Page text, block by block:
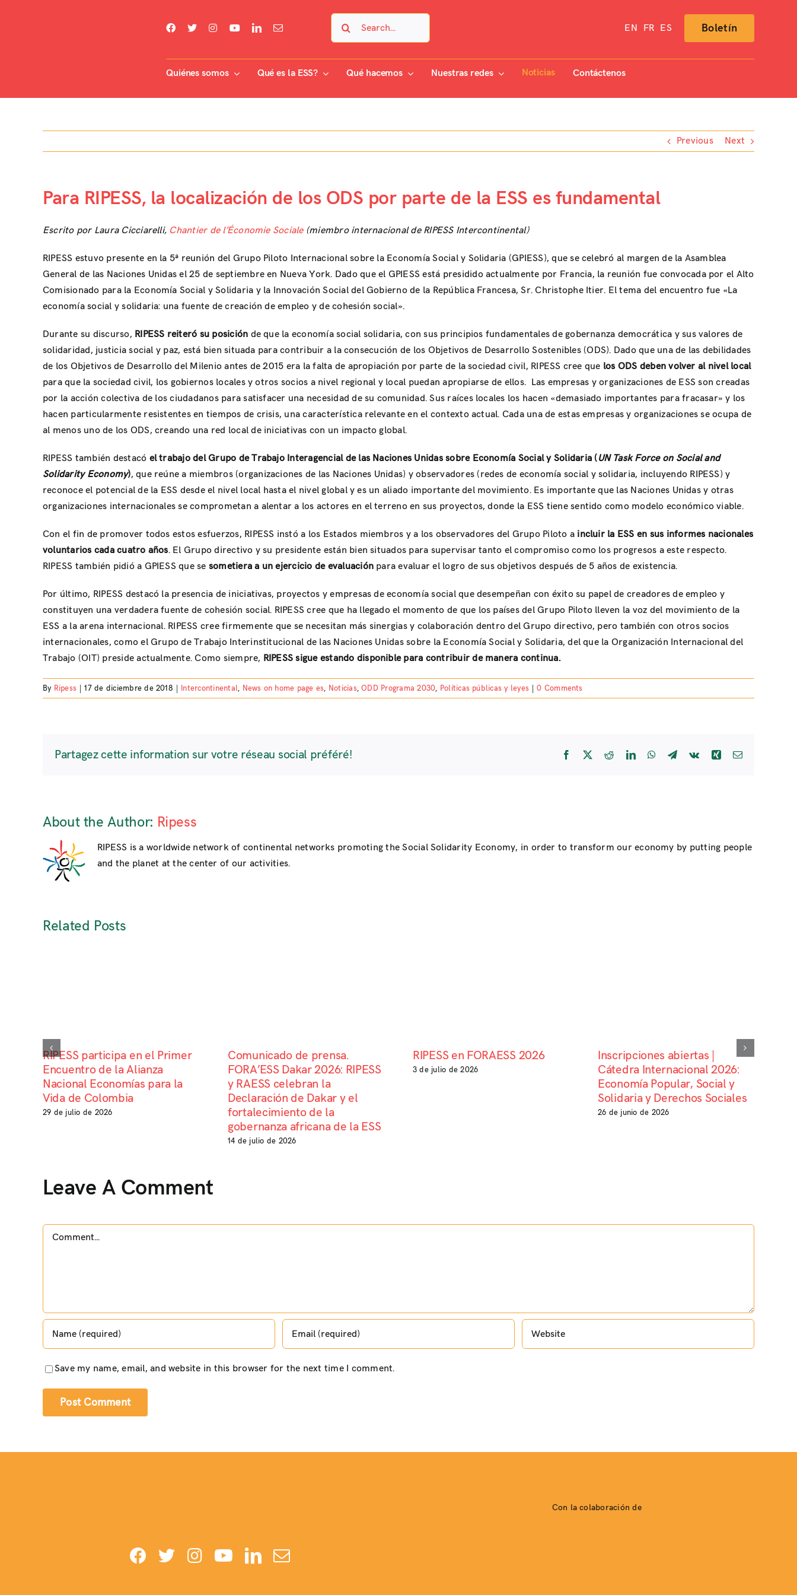
EN FR ES Boletín
Quiénes somos Qué es la ESS? Qué hacemos Nuestras redes Noticias Contáctenos
Previous Next
Para RIPESS, la localización de los ODS por parte de la ESS es fundamental
Escrito por Laura Cicciarelli, Chantier de l’Économie Sociale(miembro internacional de RIPESS Intercontinental)
RIPESS estuvo presente en la 5ª reunión del Grupo Piloto Internacional sobre la Economía Social y Solidaria (GPIESS), que se celebró al margen de la Asamblea
General de las Naciones Unidas el 25 de septiembre en Nueva York. Dado que el GPIESS está presidido actualmente por Francia, la reunión fue convocada por el Alto
Comisionado para la Economía Social y Solidaria y la Innovación Social del Gobierno de la República Francesa, Sr. Christophe Itier. El tema del encuentro fue «La
economía social y solidaria: una fuente de creación de empleo y de cohesión social».
Durante su discurso, RIPESS reiteró su posición de que la economía social solidaria, con sus principios fundamentales de gobernanza democrática y sus valores de
solidaridad, justicia social y paz, está bien situada para contribuir a la consecución de los Objetivos de Desarrollo Sostenibles (ODS). Dado que una de las debilidades
de los Objetivos de Desarrollo del Milenio antes de 2015 era la falta de apropiación por parte de la sociedad civil, RIPESS cree que los ODS deben volver al nivel local
para que la sociedad civil, los gobiernos locales y otros socios a nivel regional y local puedan apropiarse de ellos. Las empresas y organizaciones de ESS son creadas
por la acción colectiva de los ciudadanos para satisfacer una necesidad de su comunidad. Sus raíces locales los hacen «demasiado importantes para fracasar» y los
hacen particularmente resistentes en tiempos de crisis, una característica relevante en el contexto actual. Cada una de estas empresas y organizaciones se ocupa de
al menos uno de los ODS, creando una red local de iniciativas con un impacto global.
RIPESS también destacó el trabajo del Grupo de Trabajo Interagencial de las Naciones Unidas sobre Economía Social y Solidaria (UN Task Force on Social and
Solidarity Economy), que reúne a miembros (organizaciones de las Naciones Unidas) y observadores (redes de economía social y solidaria, incluyendo RIPESS) y
reconoce el potencial de la ESS desde el nivel local hasta el nivel global y es un aliado importante del movimiento. Es importante que las Naciones Unidas y otras
organizaciones internacionales se comprometan a alentar a los actores en el terreno en sus proyectos, donde la ESS tiene sentido como modelo económico viable.
Con el fin de promover todos estos esfuerzos, RIPESS instó a los Estados miembros y a los observadores del Grupo Piloto a incluir la ESS en sus informes nacionales
voluntarios cada cuatro años. El Grupo directivo y su presidente están bien situados para supervisar tanto el compromiso como los progresos a este respecto.
RIPESS también pidió a GPIESS que se sometiera a un ejercicio de evaluación para evaluar el logro de sus objetivos después de 5 años de existencia.
Por último, RIPESS destacó la presencia de iniciativas, proyectos y empresas de economía social que desempeñan con éxito su papel de creadores de empleo y
constituyen una verdadera fuente de cohesión social. RIPESS cree que ha llegado el momento de que los países del Grupo Piloto lleven la voz del movimiento de la
ESS a la arena internacional. RIPESS cree firmemente que se necesitan más sinergias y colaboración dentro del Grupo directivo, pero también con otros socios
internacionales, como el Grupo de Trabajo Interinstitucional de las Naciones Unidas sobre la Economía Social y Solidaria, del que la Organización Internacional del
Trabajo (OIT) preside actualmente. Como siempre, RIPESS sigue estando disponible para contribuir de manera continua.
By Ripess 17 de diciembre de 2018 Intercontinental, News on home page es, Noticias,ODD Programa 2030, Políticas públicas y leyes 0 Comments
Partagez cette information sur votre réseau social préféré! Facebook RedditLinkedInWhatsApp
Telegram
Vk Xing Email
About the Author: Ripess
RIPESS is a worldwide network of continental networks promoting the Social Solidarity Economy, in order to transform our economy by putting people
and the planet at the center of our activities.
Related Posts
RIPESS participa en el Primer
Encuentro de la Alianza
Nacional Economías para la
Vida de Colombia
29 de julio de 2026
Comunicado de prensa.
FORA’ESS Dakar 2026: RIPESS
y RAESS celebran la
Declaración de Dakar y el
fortalecimiento de la
gobernanza africana de la ESS
14 de julio de 2026
RIPESS en FORAESS 2026
3 de julio de 2026
Inscripciones abiertas |
Cátedra Internacional 2026:
Economía Popular, Social y
Solidaria y Derechos Sociales
26 de junio de 2026
Leave A Comment
Comment
Save my name, email, and website in this browser for the next time I comment.
Con la colaboración de